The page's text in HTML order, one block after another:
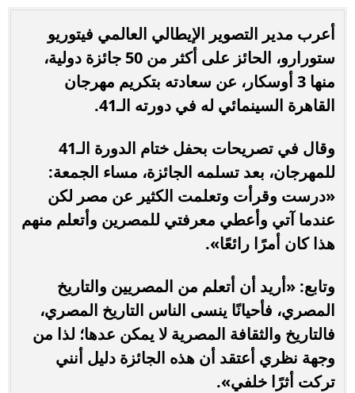
أعرب مدير التصوير الإيطالي العالمي فيتوريو
ستورارو، الحائز على أكثر من 50 جائزة دولية،
منها 3 أوسكار، عن سعادته بتكريم مهرجان
القاهرة السينمائي له في دورته الـ41.
وقال في تصريحات بحفل ختام الدورة الـ41
للمهرجان، بعد تسلمه الجائزة، مساء الجمعة:
«درست وقرأت وتعلمت الكثير عن مصر لكن
عندما آتي وأعطي معرفتي للمصرين وأتعلم منهم
هذا كان أمرًا رائعًا».
وتابع: «أريد أن أتعلم من المصريين والتاريخ
المصري، فأحيانًا ينسى الناس التاريخ المصري،
فالتاريخ والثقافة المصرية لا يمكن عدها؛ لذا من
وجهة نظري أعتقد أن هذه الجائزة دليل أنني
تركت أثرًا خلفي».